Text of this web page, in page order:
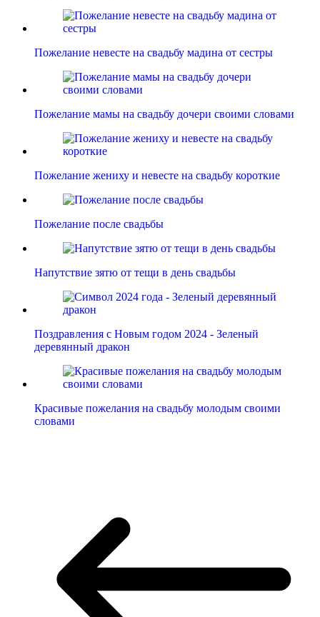
Пожелание невесте на свадьбу мадина от сестры
Пожелание мамы на свадьбу дочери своими словами
Пожелание жениху и невесте на свадьбу короткие
Пожелание после свадьбы
Напутствие зятю от тещи в день свадьбы
Поздравления с Новым годом 2024 - Зеленый
деревянный дракон
Красивые пожелания на свадьбу молодым своими
словами